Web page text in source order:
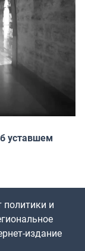
уставшем
политики и
издание